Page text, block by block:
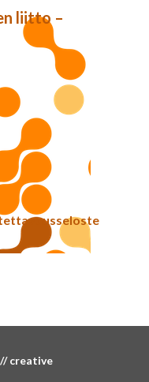
liitto –
creative